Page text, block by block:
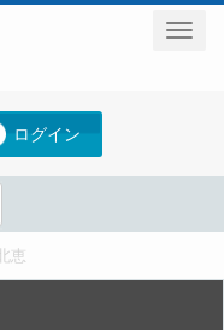
ログイン
恵